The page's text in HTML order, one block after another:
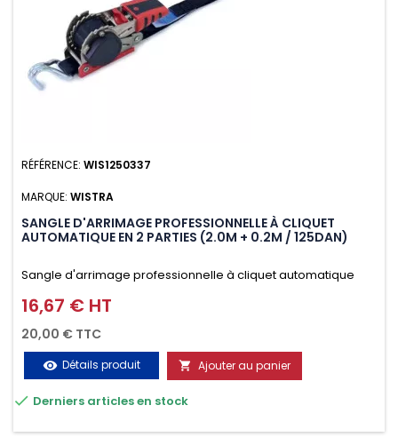
RÉFÉRENCE: WIS1250337
MARQUE: WISTRA
SANGLE D'ARRIMAGE PROFESSIONNELLE À CLIQUET
AUTOMATIQUE EN 2 PARTIES (2.0M + 0.2M / 125DAN)
Sangle d'arrimage professionnelle à cliquet automatique
avec crochet deux doigts soudés en J en 2 parties (2.0M +
0.2M / 125daN), simple et rapide d'utilisation. Permet
d'arrimer et de sécuriser vos chargements pendant le
transport. Matière polyester très résistante aux UV et aux
variations de températures, n'absorbe pas l'eau.
Prix
16,67 € HT
20,00 € TTC
visibility Détails produit  Ajouter au panier
 Derniers articles en stock